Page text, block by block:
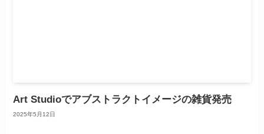
Art Studioでアブストラクトイメージの雑貨発売
2025年5月12日